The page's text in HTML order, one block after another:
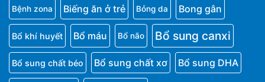
Bệnh zona Biếng ăn ở trẻ Bỏng da Bong gân
Bổ khí huyết Bổ máu Bổ não Bổ sung canxi
Bổ sung chất béo Bổ sung chất xơ Bổ sung DHA